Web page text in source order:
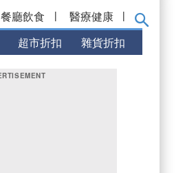
餐廳飲食 | 醫療健康 |
超市折扣 雜貨折扣